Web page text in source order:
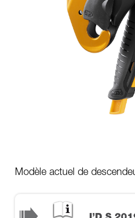
Modèle actuel de